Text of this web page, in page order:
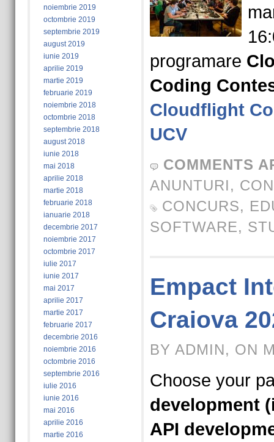
noiembrie 2019
octombrie 2019
septembrie 2019
august 2019
iunie 2019
aprilie 2019
martie 2019
februarie 2019
noiembrie 2018
octombrie 2018
septembrie 2018
august 2018
iunie 2018
mai 2018
aprilie 2018
martie 2018
februarie 2018
ianuarie 2018
decembrie 2017
noiembrie 2017
octombrie 2017
iulie 2017
iunie 2017
mai 2017
aprilie 2017
martie 2017
februarie 2017
decembrie 2016
noiembrie 2016
octombrie 2016
septembrie 2016
iulie 2016
iunie 2016
mai 2016
aprilie 2016
martie 2016
programare
Coding
Cloudflight
UCV
COMMENTS
ANUNTURI,
CONCURS,
SOFTWARE,
Empact
Craiova
BY ADMIN, ON
Choose your
development
API